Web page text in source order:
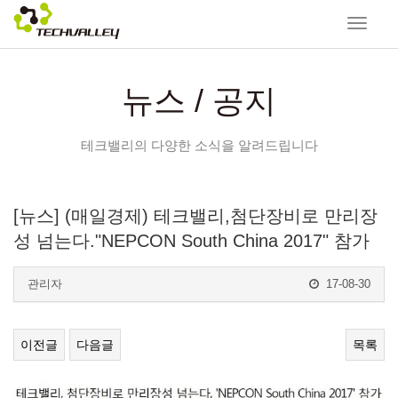
Toggle
뉴스 / 공지
테크밸리의 다양한 소식을 알려드립니다
[뉴스] (매일경제) 테크밸리,첨단장비로 만리장
성 넘는다."NEPCON South China 2017" 참가
관리자 17-08-30
이전글 다음글 목록